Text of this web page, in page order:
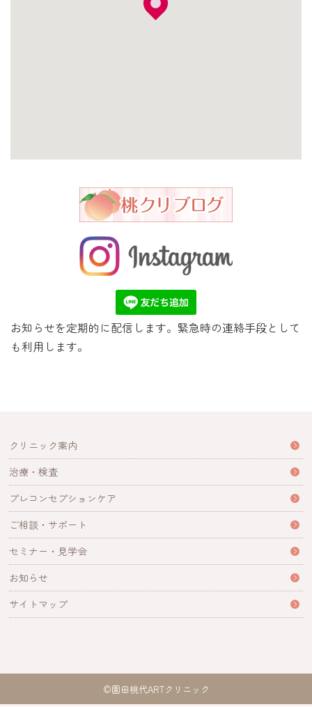
お知らせを定期的に配信します。緊急時の連絡手段として
も利用します。
クリニック案内
治療・検査
プレコンセプションケア
ご相談・サポート
セミナー・見学会
お知らせ
サイトマップ
©園田桃代ARTクリニック